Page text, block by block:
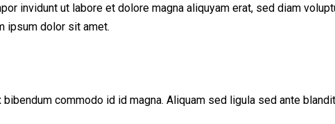
invidunt ut labore et dolore magna aliquyam erat, sed diam
ipsum dolor sit amet.
commodo id id magna. Aliquam sed ligula sed ante